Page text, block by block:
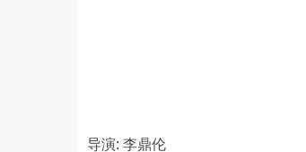
导演: 李鼎伦